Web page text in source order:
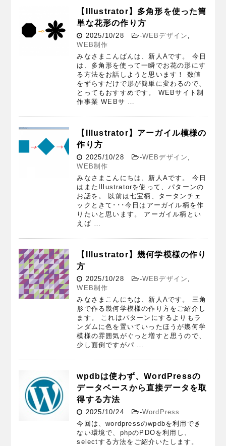
【Illustrator】多角形を使った簡
単な花形の作り方
2025/10/28 -WEBデザイン
WEB制作
みなさまこんばんは、新人Aです。 今日
は、多角形を使って一瞬でお花の形にす
る方法をお話しようと思います！ 数値
をずらすだけで形が簡単に変わるので、
とってもおすすめです。 WEBサイト制
作事業 WEBサ …
【Illustrator】アーガイル模様の
作り方
2025/10/28 -WEBデザイン
WEB制作
みなさまこんにちは、新人Aです。 今日
はまたIllustratorを使って、パターンの
お話を。 以前は七宝柄、タータンチェ
ックときて･･･今日はアーガイル柄を作
りたいと思います。 アーガイル柄とい
えば …
【Illustrator】幾何学模様の作り
方
2025/10/28 -WEBデザイン
WEB制作
みなさまこんにちは、新人Aです。 三角
形で作る幾何学模様の作り方をご紹介し
ます。 これはパターンにするよりもラ
ンダムに色を置いていったほうが幾何学
模様の雰囲気がぐっと増すと思うので、
少し面倒ですがパ …
wpdbは使わず、WordPressの
データベースから直接データを取
得する方法
2025/10/24 -WordPress
今回は、wordpressのwpdbを利用でき
ない環境で、phpのPDOを利用し、
selectする方法をご紹介いたします。